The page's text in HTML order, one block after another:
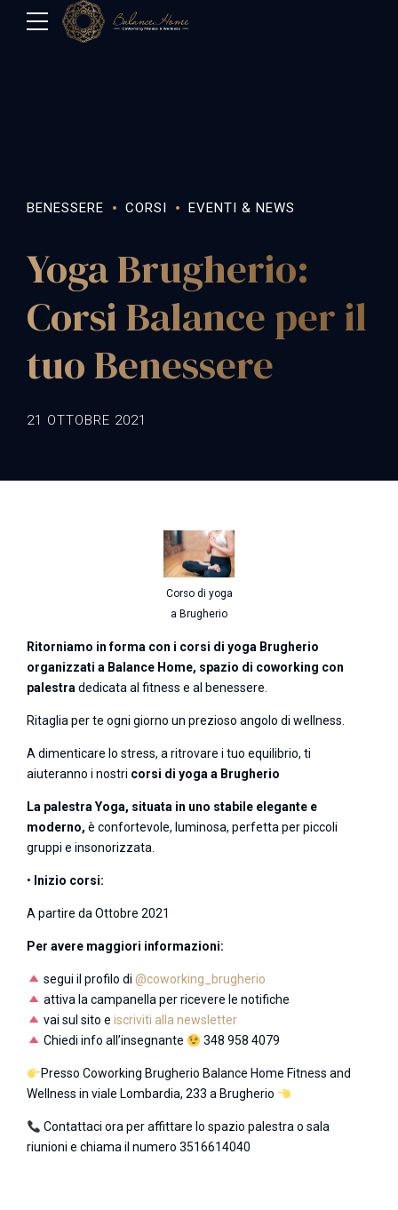
BENESSERE CORSI EVENTI & NEWS
Yoga Brugherio:
Corsi Balance per il
tuo Benessere
21 OTTOBRE 2021
Corso di yoga
a Brugherio
Ritorniamo in forma con i corsi di yoga Brugherio
organizzati a Balance Home, spazio di coworking con
palestradedicata al fitness e al benessere.
Ritaglia per te ogni giorno un prezioso angolo di wellness.
A dimenticare lo stress, a ritrovare i tuo equilibrio, ti
aiuteranno i nostri corsi di yoga a Brugherio
La palestra Yoga, situata in uno stabile elegante e
moderno, è confortevole, luminosa, perfetta per piccoli
gruppi e insonorizzata.
• Inizio corsi:
A partire da Ottobre 2021
Per avere maggiori informazioni:
segui il profilo di @coworking_brugherio
attiva la campanella per ricevere le notifiche
vai sul sito e iscriviti alla newsletter
Chiedi info all’insegnante
348 958 4079
Presso Coworking Brugherio Balance Home Fitness and
Wellness in viale Lombardia, 233 a Brugherio
Contattaci ora per affittare lo spazio palestra o sala
riunioni e chiama il numero 3516614040